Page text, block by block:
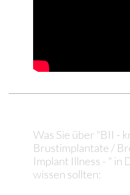
Was Sie über "BII -
Brustimplantate /
Implant Illness - " in
wissen sollten: